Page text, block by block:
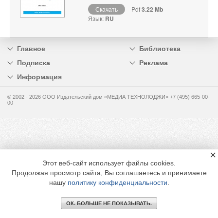
Скачать Pdf3.22 Mb
Язык: RU
Главное
Библиотека
Подписка
Реклама
Информация
© 2002 - 2026 OOO Издательский дом «МЕДИА ТЕХНОЛОДЖИ» +7 (495) 665-00-
00
Этот веб-сайт использует файлы cookies.
Продолжая просмотр сайта, Вы соглашаетесь и принимаете
нашу политику конфиденциальности
ОК. БОЛЬШЕ НЕ ПОКАЗЫВАТЬ.
×